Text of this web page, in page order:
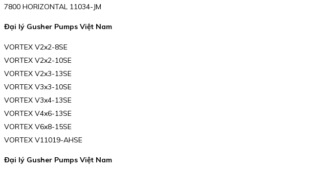
7800 HORIZONTAL 11034-JM
Đại lý Gusher Pumps Việt Nam
VORTEX V2x2-8SE
VORTEX V2x2-10SE
VORTEX V2x3-13SE
VORTEX V3x3-10SE
VORTEX V3x4-13SE
VORTEX V4x6-13SE
VORTEX V6x8-15SE
VORTEX V11019-AHSE
Đại lý Gusher Pumps Việt Nam